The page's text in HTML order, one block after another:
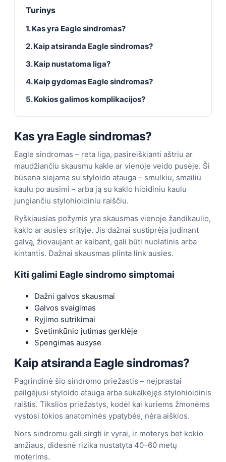
Turinys
1. Kas yra Eagle sindromas?
2. Kaip atsiranda Eagle sindromas?
3. Kaip nustatoma liga?
4. Kaip gydomas Eagle sindromas?
5. Kokios galimos komplikacijos?
Kas yra Eagle sindromas?
Eagle sindromas – reta liga, pasireiškianti aštriu ar
maudžiančiu skausmu kakle ar vienoje veido pusėje. Ši
būsena siejama su styloido atauga – smulkiu, smailiu
kaulu po ausimi – arba ją su kaklo hioidiniu kaulu
jungiančiu stylohioidiniu raiščiu.
Ryškiausias požymis yra skausmas vienoje žandikaulio,
kaklo ar ausies srityje. Jis dažnai sustiprėja judinant
galvą, žiovaujant ar kalbant, gali būti nuolatinis arba
kintantis. Dažnai skausmas plinta link ausies.
Kiti galimi Eagle sindromo simptomai
Dažni galvos skausmai
Galvos svaigimas
Ryjimo sutrikimai
Svetimkūnio jutimas gerklėje
Spengimas ausyse
Kaip atsiranda Eagle sindromas?
Pagrindinė šio sindromo priežastis – neįprastai
pailgėjusi styloido atauga arba sukalkėjęs stylohioidinis
raištis. Tikslios priežastys, kodėl kai kuriems žmonėms
vystosi tokios anatominės ypatybės, nėra aiškios.
Nors sindromu gali sirgti ir vyrai, ir moterys bet kokio
amžiaus, didesnė rizika nustatyta 40–60 metų
moterims.